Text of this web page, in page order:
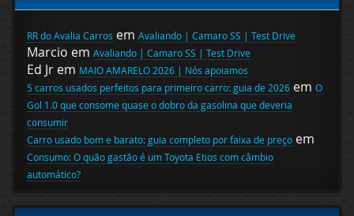
RR do Avalia Carros em Avaliando | Camaro SS | Test Drive
Marcio em Avaliando | Camaro SS | Test Drive
Ed Jr em MAIO AMARELO 2026 | Nós apoiamos
5 carros usados perfeitos para primeiro carro: guia de 2026 em O
Gol 1.0 que consome quase o dobro da gasolina que deveria
consumir
Carro usado bom e barato: guia completo por faixa de preço em
Consumo: O quão gastão é um Toyota Etios com câmbio
automático?